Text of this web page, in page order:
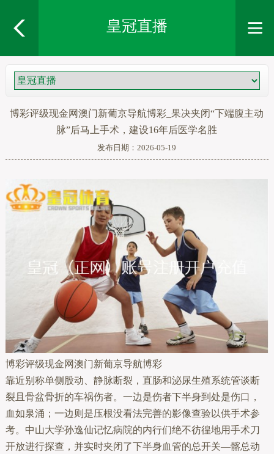
皇冠直播
博彩评级现金网澳门新葡京导航博彩_果决夹闭“下端腹主动
脉”后马上手术，建设16年后医学名胜
发布日期：2026-05-19
博彩评级现金网澳门新葡京导航博彩
靠近别称单侧股动、静脉断裂，直肠和泌尿生殖系统管谈断
裂且骨盆骨折的车祸伤者。一边是伤者下半身到处是伤口，
血如泉涌；一边则是压根没看法完善的影像查验以供手术参
考。中山大学孙逸仙记忆病院的内行们绝不彷徨地用手术刀
开放进行探查，并实时夹闭了下半身血管的总开关—髂总动